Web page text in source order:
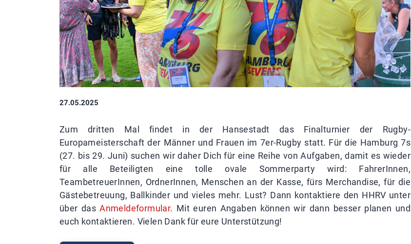
27.05.2025
Zum dritten Mal findet in der Hansestadt das Finalturnier der Rugby-
Europameisterschaft der Männer und Frauen im 7er-Rugby statt. Für die Hamburg 7s
(27. bis 29. Juni) suchen wir daher Dich für eine Reihe von Aufgaben, damit es wieder
für alle Beteiligten eine tolle ovale Sommerparty wird: FahrerInnen,
TeambetreuerInnen, OrdnerInnen, Menschen an der Kasse, fürs Merchandise, für die
Gästebetreuung, Ballkinder und vieles mehr. Lust? Dann kontaktiere den HHRV unter
über dasAnmeldeformular. Mit euren Angaben können wir dann besser planen und
euch kontaktieren. Vielen Dank für eure Unterstützung!